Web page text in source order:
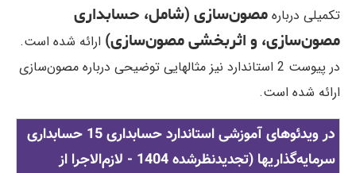
تکمیلی دربارهمصون‌سازی (شامل، حسابداری
مصون‌سازی، و اثربخشی مصون‌سازی)ارائه شده است.
در پیوست 2 استاندارد نیز مثالهایی توضیحی درباره مصون‌سازی
ارائه شده است.
در ویدئوهای آموزشی استاندارد حسابداری 15 حسابداری
سرمایه‌گذاریها (تجدیدنظرشده 1404 - لازم‌الاجرا از